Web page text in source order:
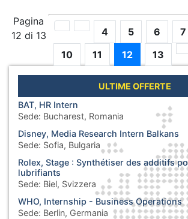
ULTIME OFFERTE
BAT, HR Intern
Sede: Bucharest, Romania
Disney, Media Research Intern Balkans
Sede: Sofia, Bulgaria
Rolex, Stage : Synthétiser des additifs
lubrifiants
Sede: Biel, Svizzera
WHO, Internship - Business Operations
Sede: Berlin, Germania
Pagina
12 di 13
4 5 6 7
10
11 12 13